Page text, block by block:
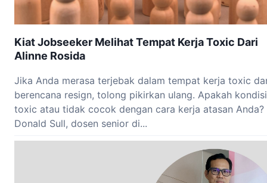
Kiat Jobseeker Melihat Tempat Kerja Toxic Dari
Alinne Rosida
Jika Anda merasa terjebak dalam tempat kerja toxic
berencana resign, tolong pikirkan ulang. Apakah
toxic atau tidak cocok dengan cara kerja atasan Anda?
Donald Sull, dosen senior di...